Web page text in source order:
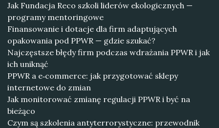
Jak Fundacja Reco szkoli liderów ekologicznych —
programy mentoringowe
Finansowanie i dotacje dla firm adaptujących
opakowania pod PPWR — gdzie szukać?
Najczęstsze błędy firm podczas wdrażania PPWR i jak
ich uniknąć
PPWR a e‑commerce: jak przygotować sklepy
internetowe do zmian
Jak monitorować zmianę regulacji PPWR i być na
bieżąco
Czym są szkolenia antyterrorystyczne: przewodnik